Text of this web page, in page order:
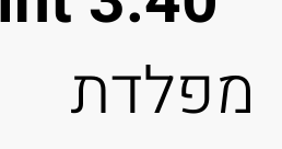
מפלדת